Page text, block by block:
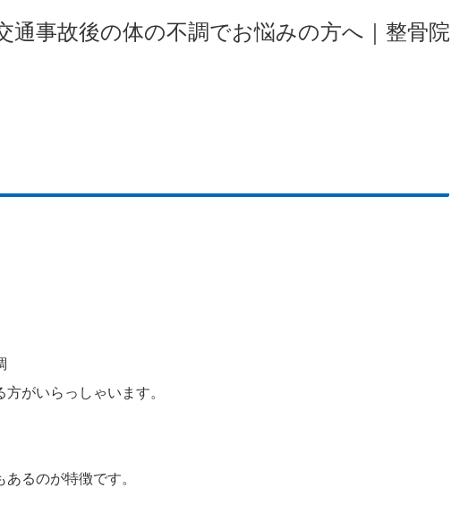
通事故後の体の不調でお悩みの方へ｜整骨院
がいらっしゃいます。
るのが特徴です。